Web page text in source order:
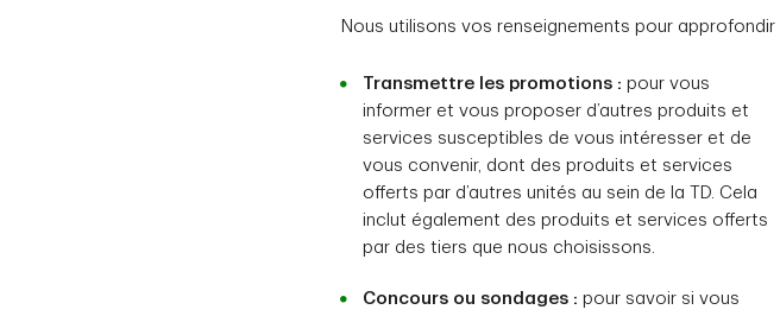
Nous utilisons vos renseignements pour
Transmettre les promotions : pour vous
informer et vous proposer d’autres produits et
services susceptibles de vous intéresser et de
vous convenir, dont des produits et services
offerts par d’autres unités au sein de la TD. Cela
inclut également des produits et services offerts
par des tiers que nous choisissons.
Concours ou sondages : pour savoir si vous